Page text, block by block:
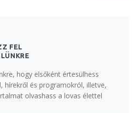
FEL
hogy elsőként értesülhess
hírekről és programokról, illetve,
olvashass a lovas élettel